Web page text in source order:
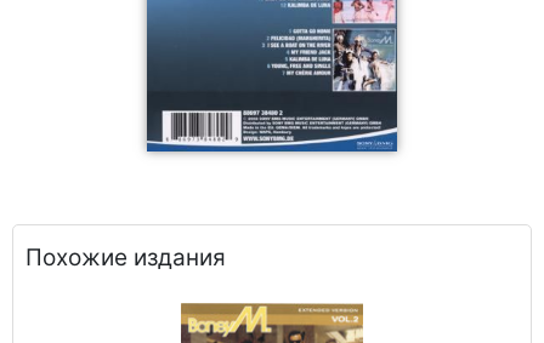
Похожие издания